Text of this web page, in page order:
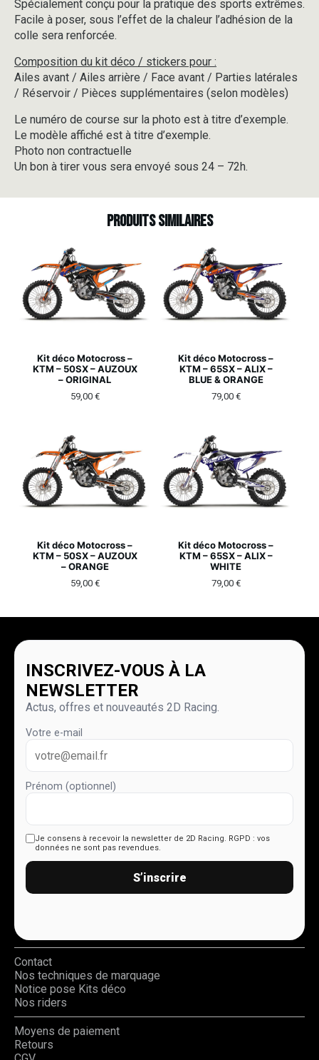
-
RED
CAMO
Spécialement conçu pour la pratique des sports extrêmes.
Facile à poser, sous l’effet de la chaleur l’adhésion de la
colle sera renforcée.
Composition du kit déco / stickers pour :
Ailes avant / Ailes arrière / Face avant / Parties latérales
/ Réservoir / Pièces supplémentaires (selon modèles)
Le numéro de course sur la photo est à titre d’exemple.
Le modèle affiché est à titre d’exemple.
Photo non contractuelle
Un bon à tirer vous sera envoyé sous 24 – 72h.
Produits similaires
Kit déco Motocross –
KTM – 50SX – AUZOUX
– ORIGINAL
59,00 €
Kit déco Motocross –
KTM – 65SX – ALIX –
BLUE & ORANGE
79,00 €
Kit déco Motocross –
KTM – 50SX – AUZOUX
– ORANGE
59,00 €
Kit déco Motocross –
KTM – 65SX – ALIX –
WHITE
79,00 €
INSCRIVEZ-VOUS À LA
NEWSLETTER
Actus, offres et nouveautés 2D Racing.
Votre e-mail
Prénom (optionnel)
Je consens à recevoir la newsletter de 2D Racing. RGPD : vos
données ne sont pas revendues.
S’inscrire
Contact
Nos techniques de marquage
Notice pose Kits déco
Nos riders
Moyens de paiement
Retours